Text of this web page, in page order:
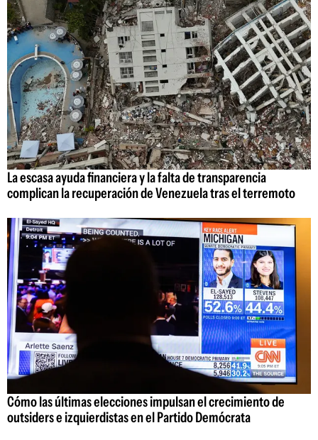
La escasa ayuda financiera y la falta de transparencia
complican la recuperación de Venezuela tras el terremoto
Cómo las últimas elecciones impulsan el crecimiento de
outsiders e izquierdistas en el Partido Demócrata